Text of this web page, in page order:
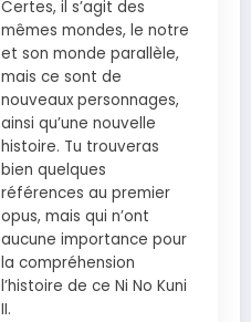
Certes, il s’agit des
mêmes mondes, le notre
et son monde parallèle,
mais ce sont de
nouveaux personnages,
ainsi qu’une nouvelle
histoire. Tu trouveras
bien quelques
références au premier
opus, mais qui n’ont
aucune importance pour
la compréhension
l’histoire de ce Ni No Kuni
II.